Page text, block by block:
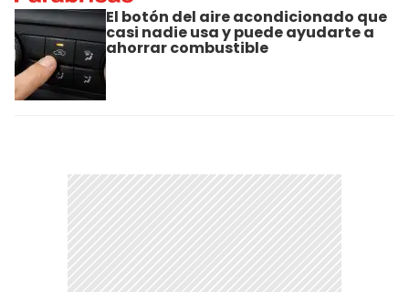
El botón del aire acondicionado que
casi nadie usa y puede ayudarte a
ahorrar combustible